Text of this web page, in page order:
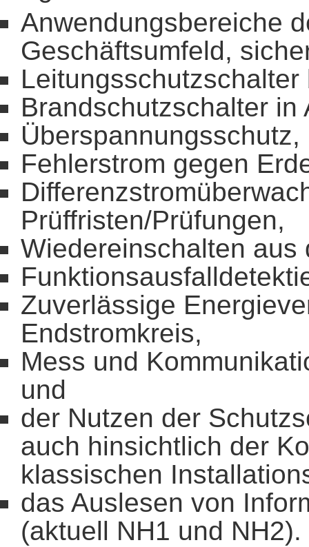
Anwendungsbereiche
Geschäftsumfeld,
Brandschutzschalter
Überspannungsschutz,
Fehlerstrom gegen
Prüffristen/Prüfungen,
Wiedereinschalten aus
Zuverlässige
Endstromkreis,
Mess und
und
der Nutzen der
auch hinsichtlich der
klassischen
das Auslesen von
(aktuell NH1 und NH2).